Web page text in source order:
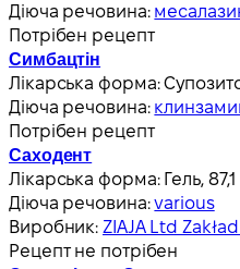
Діюча речовина:
Потрібен рецепт
Симбацтін
Лікарська форма:
Діюча речовина:
Потрібен рецепт
Саходент
Лікарська форма: Гель,
Діюча речовина:various
Виробник: ZIAJA Ltd
Рецепт не потрібен